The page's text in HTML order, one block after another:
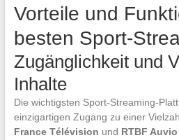
Vorteile und
besten Sport-
Zugänglichkeit und
Inhalte
Die wichtigsten Sport-Streaming-
einzigartigen Zugang zu einer
France Télévision und RTBF Auvio